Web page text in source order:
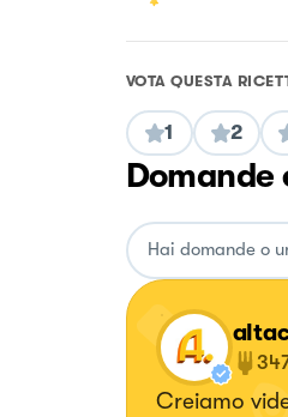
VOTA QUESTA
1 2
Domande
Creiamo